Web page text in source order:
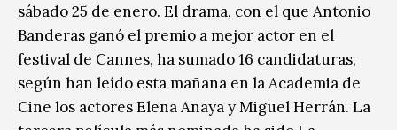
sábado 25 de enero. El drama, con el que Antonio
Banderas ganó el premio a mejor actor en el
festival de Cannes, ha sumado 16 candidaturas,
según han leído esta mañana en la Academia de
Cine los actores Elena Anaya y Miguel Herrán. La